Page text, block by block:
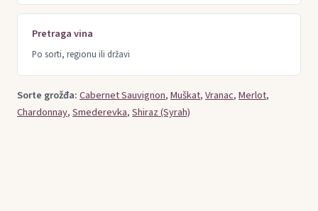
Pretraga vina
Po sorti, regionu ili državi
Sorte grožđa:Cabernet Sauvignon,Muškat,Vranac,Merlot,
Chardonnay,Smederevka,Shiraz (Syrah)